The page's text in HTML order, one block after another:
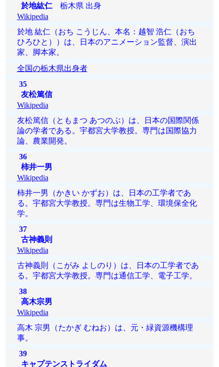
於地紘仁栃木県 出身
Wikipedia
於地 紘仁（おち こうじん、本名：越智 浩仁（おち
ひろひと））は、日本のアニメーション監督、演出
家、脚本家。
全国の栃木県出身者
35
友松篤信
Wikipedia
友松篤信（ともまつ あつのぶ）は、日本の国際関係
論の学者である。宇都宮大学教授。専門は国際協力
論、農業開発。
36
柿井一男
Wikipedia
柿井一男（かきい かずお）は、日本の工学者であ
る。宇都宮大学教授。専門は生物工学、環境保全化
学。
37
古神義則
Wikipedia
古神義則（こがみ よしのり）は、日本の工学者であ
る。宇都宮大学教授。専門は通信工学、電子工学。
38
高木宗男
Wikipedia
高木 宗男（たかぎ むねお）は、元・緑資源機構理
事。
39
キャプテンストライダム